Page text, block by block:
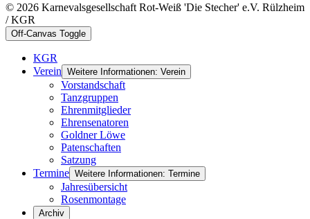
© 2026 Karnevalsgesellschaft Rot-Weiß 'Die Stecher' e.V. Rülzheim
/ KGR
Off-Canvas Toggle
KGR
Verein Weitere Informationen: Verein
Vorstandschaft
Tanzgruppen
Ehrenmitglieder
Ehrensenatoren
Goldner Löwe
Patenschaften
Satzung
Termine Weitere Informationen: Termine
Jahresübersicht
Rosenmontage
Archiv